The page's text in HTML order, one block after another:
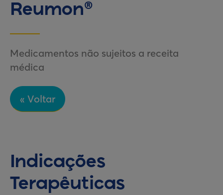
Reumon®
Medicamentos não sujeitos a receita
médica
« Voltar
Indicações
Terapêuticas